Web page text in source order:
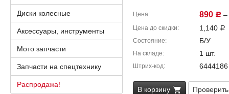
Цена 890 Р –
Цена до скидки 1,140 Р
Состояние Б/У
На складе 1 шт.
Штрих-код 6444186
В корзину
Диски колесные
Аксессуары, инструменты
Мото запчасти
Запчасти на спецтехнику
Распродажа!